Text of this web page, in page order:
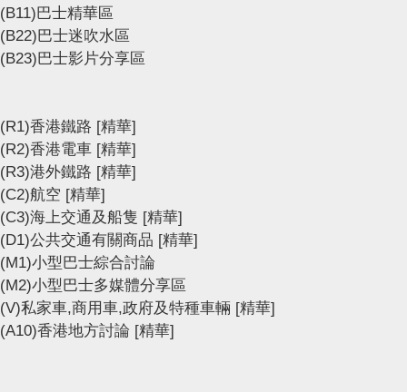
(B11)巴士精華區
(B22)巴士迷吹水區
(B23)巴士影片分享區
(R1)香港鐵路 [精華]
(R2)香港電車 [精華]
(R3)港外鐵路 [精華]
(C2)航空 [精華]
(C3)海上交通及船隻 [精華]
(D1)公共交通有關商品 [精華]
(M1)小型巴士綜合討論
(M2)小型巴士多媒體分享區
(V)私家車,商用車,政府及特種車輛 [精華]
(A10)香港地方討論 [精華]